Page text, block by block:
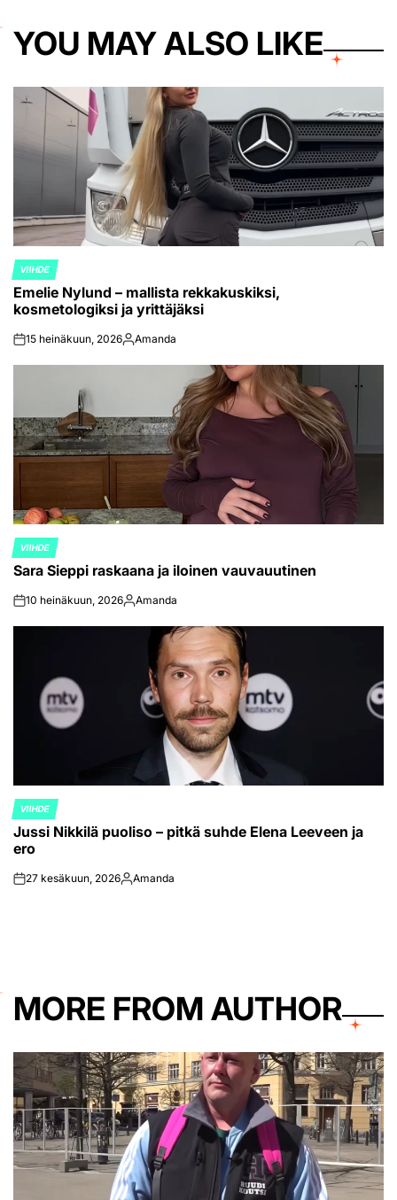
YOU MAY ALSO LIKE
POSTED
IN
VIIHDE
Emelie Nylund – mallista rekkakuskiksi,
kosmetologiksi ja yrittäjäksi
on15 heinäkuun, 2026Posted
Amanda
POSTED
IN
VIIHDE
Sara Sieppi raskaana ja iloinen vauvauutinen
on10 heinäkuun, 2026Posted
Amanda
POSTED
IN
VIIHDE
Jussi Nikkilä puoliso – pitkä suhde Elena Leeveen ja
ero
on27 kesäkuun, 2026Posted
Amanda
MORE FROM AUTHOR